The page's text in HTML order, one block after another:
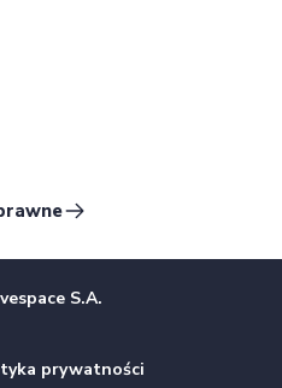
S.A.
prywatności